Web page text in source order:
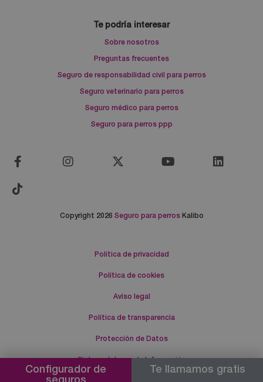
Te podría interesar
Sobre nosotros
Preguntas frecuentes
Seguro de responsabilidad civil para perros
Seguro veterinario para perros
Seguro médico para perros
Seguro para perros ppp
Copyright 2026 Seguro para perrosKalibo
Política de privacidad
Política de cookies
Aviso legal
Política de transparencia
Protección de Datos
Sistema Interno de Información
Configurador de
Te llamamos gratis